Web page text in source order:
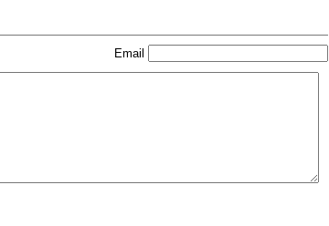
Email